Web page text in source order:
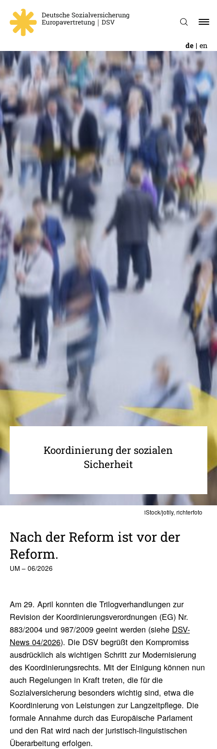
de en
iStock/jotily, richterfoto
Koordinierung der sozialen
Sicherheit
Nach der Reform ist vor der
Reform.
UM – 06/2026
Am 29. April konnten die Trilogverhandlungen zur
Revision der Koordinierungsverordnungen (EG) Nr.
883/2004 und 987/2009 geeint werden (siehe DSV-
News 04/2026). Die DSV begrüßt den Kompromiss
ausdrücklich als wichtigen Schritt zur Modernisierung
des Koordinierungsrechts. Mit der Einigung können nun
auch Regelungen in Kraft treten, die für die
Sozialversicherung besonders wichtig sind, etwa die
Koordinierung von Leistungen zur Langzeitpflege. Die
formale Annahme durch das Europäische Parlament
und den Rat wird nach der juristisch-linguistischen
Überarbeitung erfolgen.